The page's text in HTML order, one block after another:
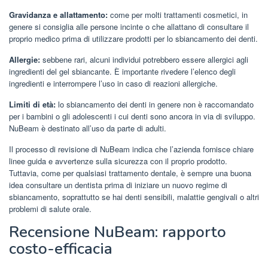
Gravidanza e allattamento: come per molti trattamenti cosmetici, in
genere si consiglia alle persone incinte o che allattano di consultare il
proprio medico prima di utilizzare prodotti per lo sbiancamento dei denti.
Allergie: sebbene rari, alcuni individui potrebbero essere allergici agli
ingredienti del gel sbiancante. È importante rivedere l’elenco degli
ingredienti e interrompere l’uso in caso di reazioni allergiche.
Limiti di età: lo sbiancamento dei denti in genere non è raccomandato
per i bambini o gli adolescenti i cui denti sono ancora in via di sviluppo.
NuBeam è destinato all’uso da parte di adulti.
Il processo di revisione di NuBeam indica che l’azienda fornisce chiare
linee guida e avvertenze sulla sicurezza con il proprio prodotto.
Tuttavia, come per qualsiasi trattamento dentale, è sempre una buona
idea consultare un dentista prima di iniziare un nuovo regime di
sbiancamento, soprattutto se hai denti sensibili, malattie gengivali o altri
problemi di salute orale.
Recensione NuBeam: rapporto
costo-efficacia